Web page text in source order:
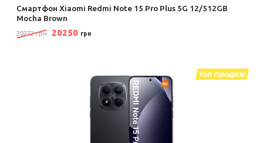
Смартфон Xiaomi Redmi Note 15 Pro Plus 5G 12/512GB
Mocha Brown
20272 грн 20250 грн